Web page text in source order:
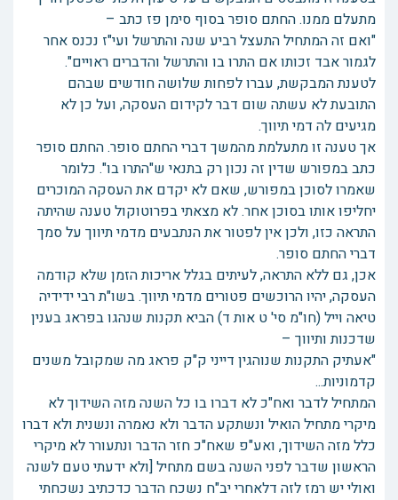
מתעלם ממנו. החתם סופר בסוף סימן פז כתב –
"ואם זה המתחיל התעצל רביע שנה והתרשל ועי"ז נכנס אחר
לגמור אבד זכותו אם התרו בו והתרשל והדברים ראויים".
לטענת המבקשת, עברו לפחות שלושה חודשים שבהם
התובעת לא עשתה שום דבר לקידום העסקה, ועל כן לא
מגיעים לה דמי תיווך.
אך טענה זו מתעלמת מהמשך דברי החתם סופר. החתם סופר
כתב במפורש שדין זה נכון רק בתנאי ש"התרו בו". כלומר
שאמרו לסוכן במפורש, שאם לא יקדם את העסקה המוכרים
יחליפו אותו בסוכן אחר. לא מצאתי בפרוטוקול טענה שהיתה
התראה כזו, ולכן אין לפטור את הנתבעים מדמי תיווך על סמך
דברי החתם סופר.
אכן, גם ללא התראה, לעיתים בגלל אריכות הזמן שלא קודמה
העסקה, יהיו הרוכשים פטורים מדמי תיווך. בשו"ת רבי ידידיה
טיאה וייל (חו"מ סי' ט אות ד) הביא תקנות שנהגו בפראג בענין
שדכנות ותיווך –
"אעתיק התקנות שנוהגין דייני ק"ק פראג מה שמקובל משנים
קדמוניות...
המתחיל לדבר ואח"כ לא דברו בו כל השנה מזה השידוך לא
מיקרי מתחיל הואיל ונשתקע הדבר ולא נאמרה ונשנית ולא דברו
כלל מזה השידוך, ואע"פ שאח"כ חזר הדבר ונתעורר לא מיקרי
הראשון שדבר לפני השנה בשם מתחיל [ולא ידעתי טעם לשנה
ואולי יש רמז לזה דלאחרי יב"ח נשכח הדבר כדכתיב נשכחתי